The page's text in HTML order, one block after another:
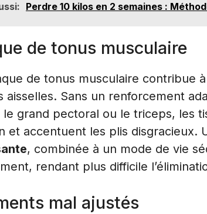
Perdre 10 kilos en 2 semaines :
de tonus musculaire
de tonus musculaire contribue
aisselles. Sans un renforcement
le grand pectoral ou le triceps, les
et accentuent les plis disgracieux.
, combinée à un mode de vie
rendant plus difficile
mal ajustés